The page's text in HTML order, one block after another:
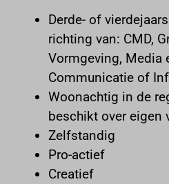
Derde- of
richting van: CMD,
Vormgeving, Media
Communicatie of
Woonachtig in de
beschikt over eigen
Zelfstandig
Pro-actief
Creatief
www.kiteboardschool.nl
www.google-analytics.com
www.googletagmanager.com
connect.facebook.net
googleads.g.doubleclick.net
pagead2.googlesyndication.com
www.googleadservices.com
fonts.gstatic.com
maps.googleapis.com
maps.gstatic.com
player.vimeo.com
secure.gravatar.com
www.facebook.com
www.google.com
www.youtube.com
Show
fontsCssCache
i18next